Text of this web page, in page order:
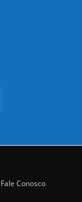
Fale Conosco